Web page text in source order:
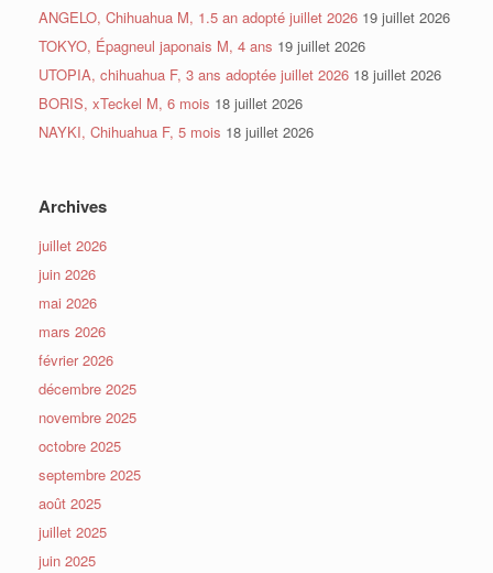
ANGELO, Chihuahua M, 1.5 an adopté juillet 2026 19 juillet 2026
TOKYO, Épagneul japonais M, 4 ans 19 juillet 2026
UTOPIA, chihuahua F, 3 ans adoptée juillet 2026 18 juillet 2026
BORIS, xTeckel M, 6 mois 18 juillet 2026
NAYKI, Chihuahua F, 5 mois 18 juillet 2026
Archives
juillet 2026
juin 2026
mai 2026
mars 2026
février 2026
décembre 2025
novembre 2025
octobre 2025
septembre 2025
août 2025
juillet 2025
juin 2025